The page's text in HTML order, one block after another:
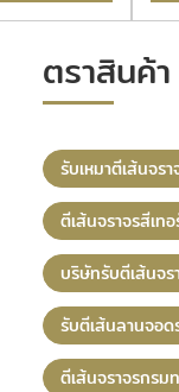
ตราสินค้า
รับเหมาตีเส้นจร
ตีเส้นจราจรสีเท
บริษัทรับตีเส้นจ
รับตีเส้นลานจอ
ตีเส้นจราจรกร